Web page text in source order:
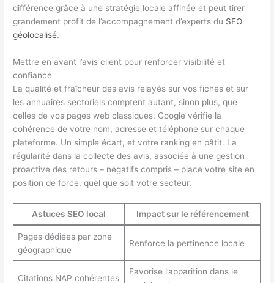
différence grâce à une stratégie locale affinée et peut tirer
grandement profit de l’accompagnement d’experts du SEO
géolocalisé.
Mettre en avant l’avis client pour renforcer visibilité et
confiance
La qualité et fraîcheur des avis relayés sur vos fiches et sur
les annuaires sectoriels comptent autant, sinon plus, que
celles de vos pages web classiques. Google vérifie la
cohérence de votre nom, adresse et téléphone sur chaque
plateforme. Un simple écart, et votre ranking en pâtit. La
régularité dans la collecte des avis, associée à une gestion
proactive des retours – négatifs compris – place votre site en
position de force, quel que soit votre secteur.
Astuces SEO local Impact sur le référencement
Pages dédiées par zone
géographique
Renforce la pertinence locale
Citations NAP cohérentes
Favorise l’apparition dans le